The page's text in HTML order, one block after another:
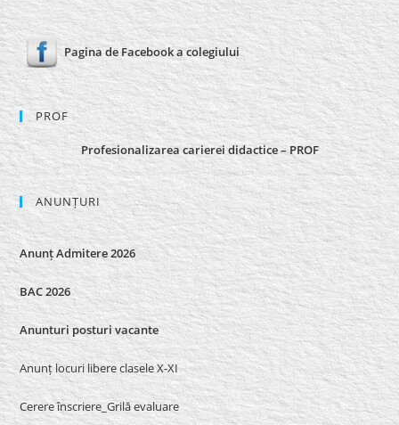
Pagina de Facebook a colegiului
PROF
Profesionalizarea carierei didactice – PROF
ANUNȚURI
Anunț Admitere 2026
BAC 2026
Anunturi posturi vacante
Anunț locuri libere clasele X-XI
Cerere înscriere_Grilă evaluare